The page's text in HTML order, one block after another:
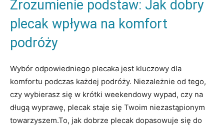
Zrozumienie podstaw: Jak dobry
plecak wpływa na‌ komfort
podróży
Wybór‌ odpowiedniego plecaka jest kluczowy dla
komfortu podczas każdej podróży. Niezależnie od tego,
‌czy wybierasz się w krótki weekendowy wypad, czy na
długą wyprawę, plecak staje się Twoim ⁤niezastąpionym
towarzyszem.To, jak ‍dobrze plecak dopasowuje‍ się do